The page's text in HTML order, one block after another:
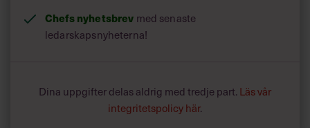
Chefs nyhetsbrev med senaste
ledarskapsnyheterna!
Dina uppgifter delas aldrig med tredje part. Läs vår
integritetspolicy här.